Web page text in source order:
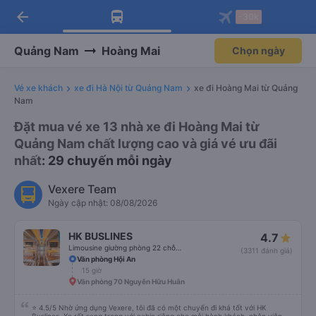
Tải app Vexere ngay!
Nhận ưu đãi thành viên độc
Mở app
Tải app Vexere
-30k/ghế khi đặt vé máy bay qua
Mở app
arrow_back
Quảng Nam Hoàng Mai Chọn ngày
Vé xe khách xe đi Hà Nội từ Quảng Nam
xe đi Hoàng Mai từ Quảng
Nam
Đặt mua vé xe 13 nhà xe đi Hoàng Mai từ
Quảng Nam chất lượng cao và giá vé ưu đãi
nhất: 29 chuyến mỗi ngày
Vexere Team
Ngày cập nhật: 08/08/2026
HK BUSLINES 4.7
(3311 đánh giá)
Văn phòng Hội An
15 giờ
Văn phòng 70 Nguyễn Hữu Huân
⭐ 4.5/5 Nhờ ứng dụng Vexere, tôi đã có một chuyến đi khá tốt với HK